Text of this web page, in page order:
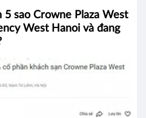
sao Crowne Plaza West
West Hanoi và đang